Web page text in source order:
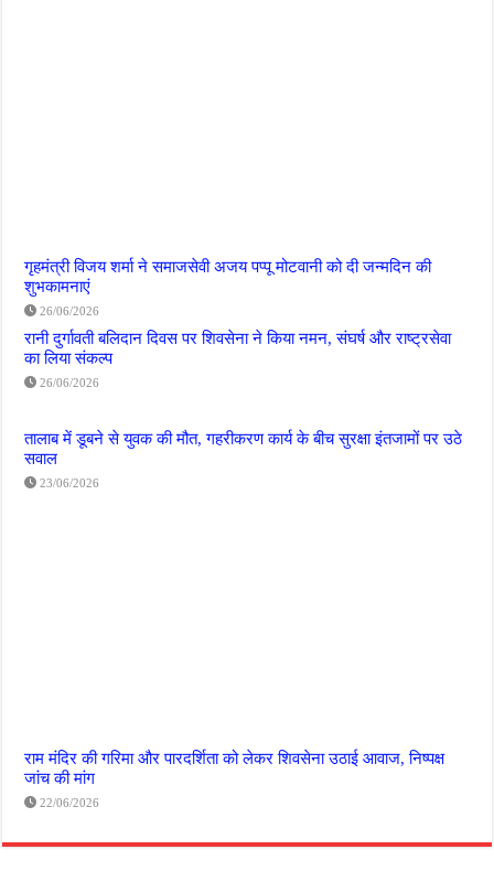
गृहमंत्री विजय शर्मा ने समाजसेवी अजय पप्पू मोटवानी को दी जन्मदिन की
शुभकामनाएं
26/06/2026
रानी दुर्गावती बलिदान दिवस पर शिवसेना ने किया नमन, संघर्ष और राष्ट्रसेवा
का लिया संकल्प
26/06/2026
तालाब में डूबने से युवक की मौत, गहरीकरण कार्य के बीच सुरक्षा इंतजामों पर उठे
सवाल
23/06/2026
राम मंदिर की गरिमा और पारदर्शिता को लेकर शिवसेना उठाई आवाज, निष्पक्ष
जांच की मांग
22/06/2026